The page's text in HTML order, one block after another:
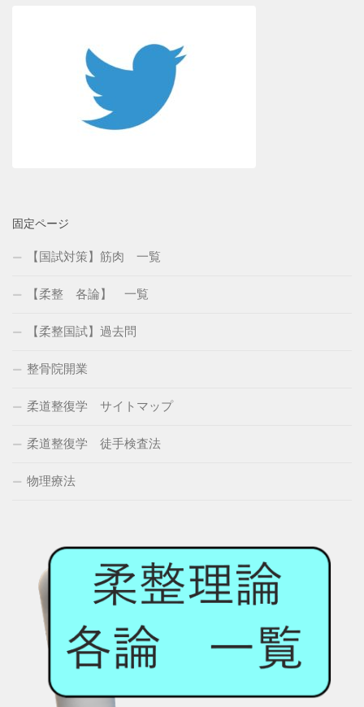
固定ページ
【国試対策】筋肉 一覧
【柔整 各論】 一覧
【柔整国試】過去問
整骨院開業
柔道整復学 サイトマップ
柔道整復学 徒手検査法
物理療法